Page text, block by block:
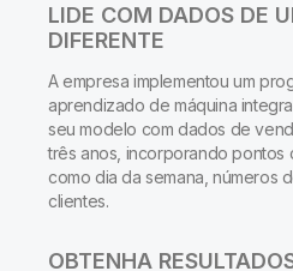
LIDE COM DADOS DE
DIFERENTE
A empresa implementou um
aprendizado de máquina
seu modelo com dados de
três anos, incorporando pontos
como dia da semana, números
clientes.
OBTENHA